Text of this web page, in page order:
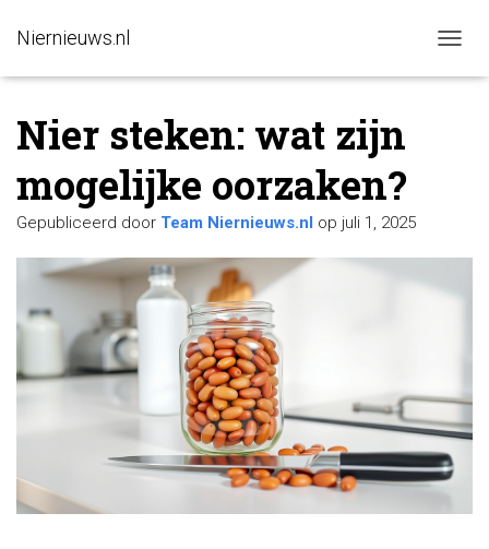
Niernieuws.nl
A
I
Nier steken: wat zijn
mogelijke oorzaken?
Gepubliceerd door Team Niernieuws.nl op juli 1, 2025